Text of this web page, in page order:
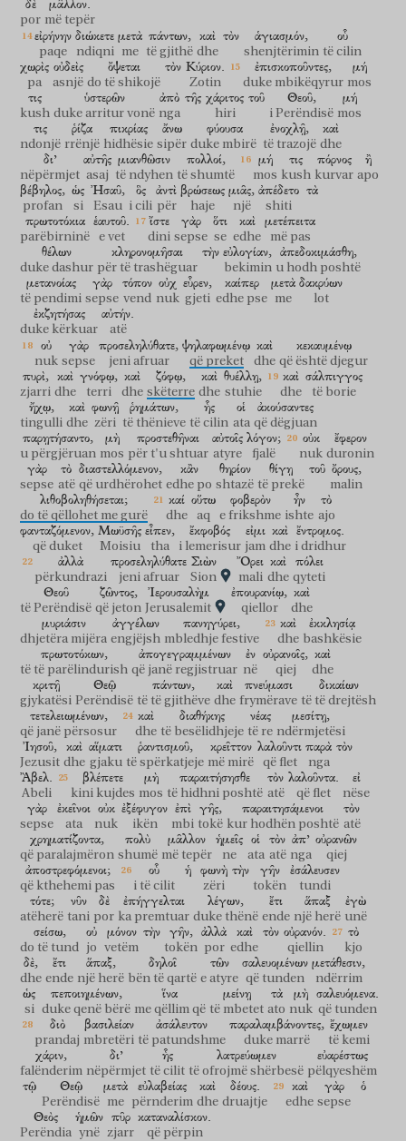
δὲ
por
μᾶλλον.
më tepër
εἰρήνην
paqe
διώκετε
ndiqni
μετὰ
me
πάντων,
të gjithë
καὶ
dhe
τὸν ἁγιασμόν,
shenjtërimin
οὗ
të cilin
χωρὶς
pa
οὐδεὶς
asnjë
ὄψεται
do të shikojë
τὸν Κύριον.
Zotin
ἐπισκοποῦντες,
duke mbikëqyrur
μή
mos
τις
kush
ὑστερῶν
duke arritur vonë
ἀπὸ
nga
τῆς χάριτος
hiri
τοῦ Θεοῦ,
i Perëndisë
μή
mos
τις
ndonjë
ῥίζα
rrënjë
πικρίας
hidhësie
ἄνω
sipër
φύουσα
duke mbirë
ἐνοχλῇ,
të trazojë
καὶ
dhe
δι’
nëpërmjet
αὐτῆς
asaj
μιανθῶσιν
të ndyhen
πολλοί,
të shumtë
μή
mos
τις
kush
πόρνος
kurvar
ἢ
apo
βέβηλος,
profan
ὡς
si
Ἠσαῦ,
Esau
ὃς
i cili
ἀντὶ
për
βρώσεως
haje
μιᾶς,
një
ἀπέδετο
shiti
τὰ
πρωτοτόκια
parëbirninë
ἑαυτοῦ.
e vet
ἴστε
dini
γὰρ
sepse
ὅτι
se
καὶ
edhe
μετέπειτα
më pas
θέλων
duke dashur
κληρονομῆσαι
për të trashëguar
τὴν εὐλογίαν,
bekimin
ἀπεδοκιμάσθη,
u hodh poshtë
μετανοίας
të pendimi
γὰρ
sepse
τόπον
vend
οὐχ
nuk
εὗρεν,
gjeti
καίπερ
edhe pse
μετὰ
me
δακρύων
lot
ἐκζητήσας
duke kërkuar
αὐτήν.
atë
οὐ
nuk
γὰρ
sepse
προσεληλύθατε,
jeni afruar
ψηλαφωμένῳ
që preket
καὶ
dhe
κεκαυμένῳ
që është djegur
πυρὶ,
zjarri
καὶ
dhe
γνόφῳ,
terri
καὶ
dhe
ζόφῳ,
skëterre
καὶ
dhe
θυέλλῃ,
stuhie
καὶ
dhe
σάλπιγγος
të borie
ἤχῳ,
tingulli
καὶ
dhe
φωνῇ
zëri
ῥημάτων,
të thënieve
ἧς
të cilin
οἱ
ata
ἀκούσαντες
që dëgjuan
παρῃτήσαντο,
u përgjëruan
μὴ
mos
προστεθῆναι
për t'u shtuar
αὐτοῖς
atyre
λόγον;
fjalë
οὐκ
nuk
ἔφερον
duronin
γὰρ
sepse
τὸ
atë
διαστελλόμενον,
që urdhërohet
κἂν
edhe po
θηρίον
shtazë
θίγῃ
të prekë
τοῦ ὄρους,
malin
λιθοβοληθήσεται;
do të qëllohet me gurë
καί
dhe
οὕτω
aq
φοβερὸν
e frikshme
ἦν
ishte
τὸ
ajo
φανταζόμενον,
që duket
Μωϋσῆς
Moisiu
εἶπεν,
tha
ἔκφοβός
i lemerisur
εἰμι
jam
καὶ
dhe
ἔντρομος.
i dridhur
ἀλλὰ
përkundrazi
προσεληλύθατε
jeni afruar
Σιὼν
Sion
Ὄρει
mali
καὶ
dhe
πόλει
qyteti
Θεοῦ
të Perëndisë
ζῶντος,
që jeton
Ἰερουσαλὴμ
Jerusalemit
ἐπουρανίῳ,
qiellor
καὶ
dhe
μυριάσιν
dhjetëra mijëra
ἀγγέλων
engjëjsh
πανηγύρει,
mbledhje festive
καὶ
dhe
ἐκκλησίᾳ
bashkësie
πρωτοτόκων,
të të parëlindurish
ἀπογεγραμμένων
që janë regjistruar
ἐν
në
οὐρανοῖς,
qiej
καὶ
dhe
κριτῇ
gjykatësi
Θεῷ
Perëndisë
πάντων,
të të gjithëve
καὶ
dhe
πνεύμασι
frymërave
δικαίων
të të drejtësh
τετελειωμένων,
që janë përsosur
καὶ
dhe
διαθήκης
të besëlidhjeje
νέας
të re
μεσίτῃ,
ndërmjetësi
Ἰησοῦ,
Jezusit
καὶ
dhe
αἵματι
gjaku
ῥαντισμοῦ,
të spërkatjeje
κρεῖττον
më mirë
λαλοῦντι
që flet
παρὰ
nga
τὸν
Ἂβελ.
Abeli
βλέπετε
kini kujdes
μὴ
mos
παραιτήσησθε
të hidhni poshtë
τὸν
atë
λαλοῦντα.
që flet
εἰ
nëse
γὰρ
sepse
ἐκεῖνοι
ata
οὐκ
nuk
ἐξέφυγον
ikën
ἐπὶ
mbi
γῆς,
tokë
παραιτησάμενοι
kur hodhën poshtë
τὸν
atë
χρηματίζοντα,
që paralajmëron
πολὺ
shumë
μᾶλλον
më tepër
ἡμεῖς
ne
οἱ
ata
τὸν
atë
ἀπ’
nga
οὐρανῶν
qiej
ἀποστρεφόμενοι;
që kthehemi pas
οὗ
i të cilit
ἡ φωνὴ
zëri
τὴν γῆν
tokën
ἐσάλευσεν
tundi
τότε;
atëherë
νῦν
tani
δὲ
por
ἐπήγγελται
ka premtuar
λέγων,
duke thënë
ἔτι
ende
ἅπαξ
një herë
ἐγὼ
unë
σείσω,
do të tund
οὐ
jo
μόνον
vetëm
τὴν γῆν,
tokën
ἀλλὰ
por
καὶ
edhe
τὸν οὐρανόν.
qiellin
τὸ
kjo
δὲ,
dhe
ἔτι
ende
ἅπαξ,
një herë
δηλοῖ
bën të qartë
τῶν
e atyre
σαλευομένων
që tunden
μετάθεσιν,
ndërrim
ὡς
si
πεποιημένων,
duke qenë bërë
ἵνα
me qëllim që
μείνῃ
të mbetet
τὰ
ato
μὴ
nuk
σαλευόμενα.
që tunden
διὸ
prandaj
βασιλείαν
mbretëri
ἀσάλευτον
të patundshme
παραλαμβάνοντες,
duke marrë
ἔχωμεν
të kemi
χάριν,
falënderim
δι’
nëpërmjet
ἧς
të cilit
λατρεύωμεν
të ofrojmë shërbesë
εὐαρέστως
pëlqyeshëm
τῷ Θεῷ
Perëndisë
μετὰ
me
εὐλαβείας
përnderim
καὶ
dhe
δέους.
druajtje
καὶ
edhe
γὰρ
sepse
ὁ
Θεὸς
Perëndia
ἡμῶν
ynë
πῦρ
zjarr
καταναλίσκον.
që përpin